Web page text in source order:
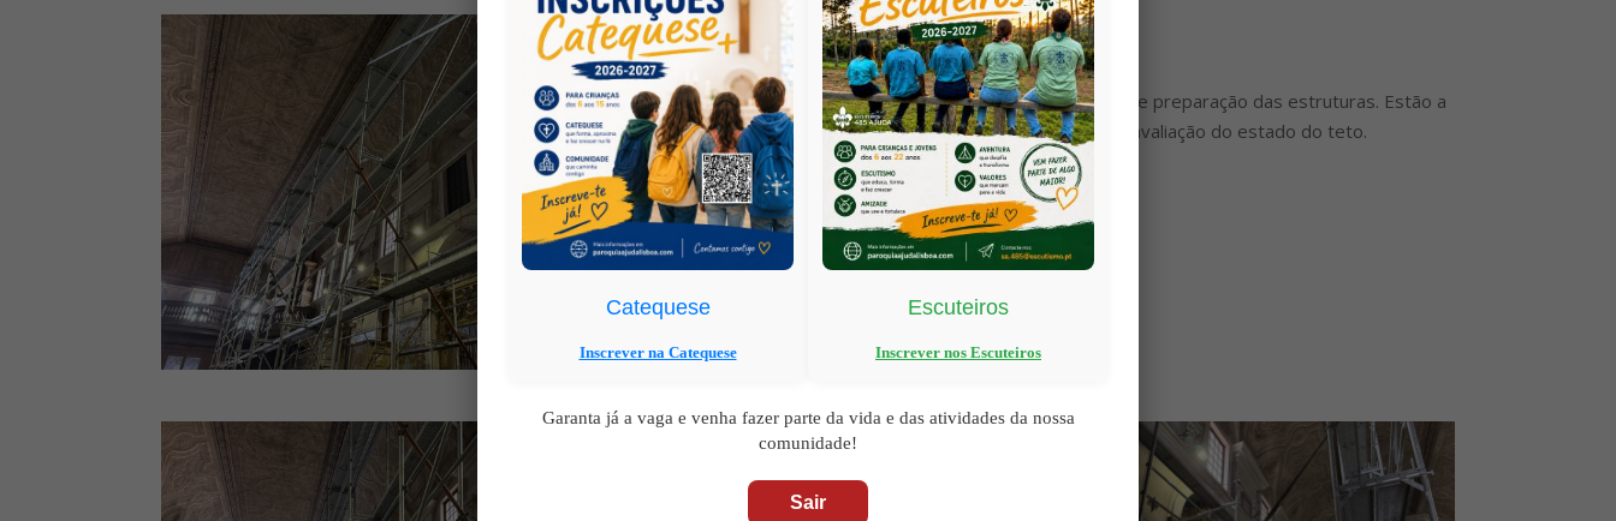
📅 Atualizações
Outubro 2025
📝Descrição:Iniciaram-se os trabalhos de limpeza e preparação das estruturas. Estão a
ser montados os andaimes para a primeira grande avaliação do estado do teto.
Catequese
Inscrever na Catequese
Escuteiros
Inscrever nos Escuteiros
Garanta já a vaga e venha fazer parte da vida e das atividades da nossa
comunidade!
Sair